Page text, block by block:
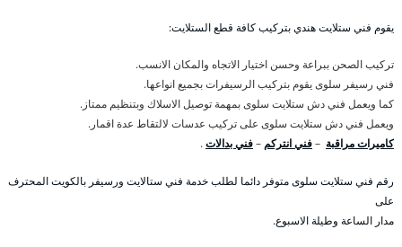
يقوم فني ستلايت هندي بتركيب كافة قطع الستلايت:
تركيب الصحن ببراعة وحسن اختيار الاتجاه والمكان الانسب.
فني رسيفر سلوى يقوم بتركيب الرسيفرات بجميع انواعها.
كما ويعمل فني دش ستلايت سلوى بمهمة توصيل الاسلاك وبتنظيم ممتاز.
ويعمل فني دش ستلايت سلوى على تركيب عدسات لالتقاط عدة اقمار.
كاميرات مراقبة –فني انتركم –فني بدالات.
رقم فني ستلايت سلوى متوفر دائما لطلب خدمة فني ستالايت ورسيفر بالكويت المحترف
على
مدار الساعة وطيلة الاسبوع.